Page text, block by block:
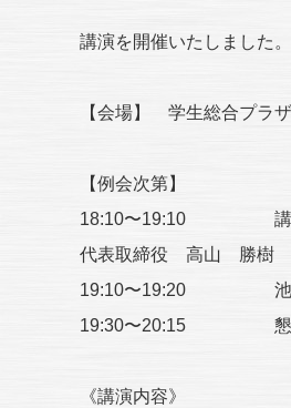
講演を開催いたしました。
【会場】 学生総合プラ
【例会次第】
18:10〜19:10 講演・
代表取締役 高山 勝樹
19:10〜19:20 池田
19:30〜20:15 懇親
《講演内容》